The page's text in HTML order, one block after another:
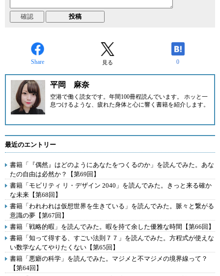
Share 見る 0
平岡 麻奈
空港で働く読女です。年間100冊程読んでいます。 ホッと一
息つけるような、疲れた身体と心に響く書籍を紹介します。
最近のエントリー
書籍「『偶然』はどのようにあなたをつくるのか」を読んでみた。あな
たの自由は必然か？【第69回】
書籍「モビリティ リ・デザイン 2040」を読んでみた。きっと来る確か
な未来【第68回】
書籍「われわれは仮想世界を生きている」を読んでみた。脈々と繋がる
意識の夢【第67回】
書籍「戦略的暇」を読んでみた。暇を持て余した優雅な時間【第66回】
書籍「知って得する、すごい法則７７」を読んでみた。方程式が使えな
い数学なんてやりたくない【第65回】
書籍「悪癖の科学」を読んでみた。マジメと不マジメの境界線って？
【第64回】